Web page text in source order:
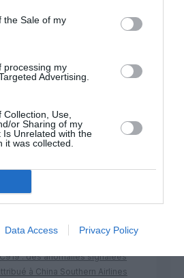
the Sale of my
processing my
Advertising.
Use,
or Sharing of my
Is Unrelated with the
it was collected.
Data Access Privacy Policy
COMMENTAIRES
l'article :
22 passagers chinois refusés à
poursuite, l’incident devient
: des anomalies signalées
à China Southern Airlines